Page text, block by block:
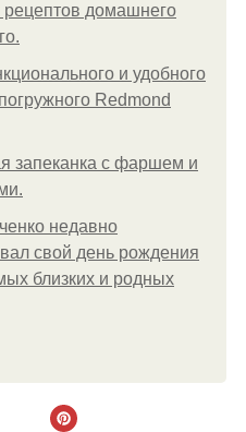
рецептов домашнего
и удобного
Redmond
запеканка с фаршем и
недавно
свой день рождения
близких и родных